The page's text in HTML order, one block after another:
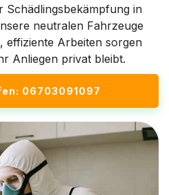
Schädlingsbekämpfung in
neutralen Fahrzeuge
effiziente Arbeiten sorgen
Anliegen privat bleibt.
06703091097